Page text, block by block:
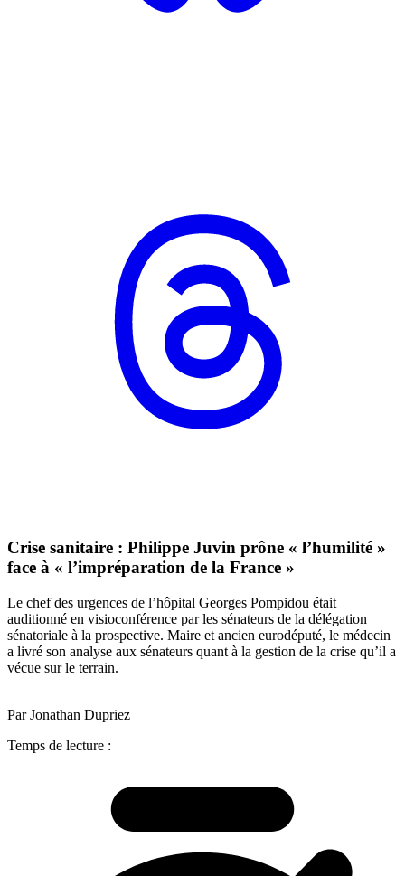
Crise sanitaire : Philippe Juvin prône « l’humilité »
face à « l’impréparation de la France »
Le chef des urgences de l’hôpital Georges Pompidou était
auditionné en visioconférence par les sénateurs de la délégation
sénatoriale à la prospective. Maire et ancien eurodéputé, le médecin
a livré son analyse aux sénateurs quant à la gestion de la crise qu’il a
vécue sur le terrain.
Par Jonathan Dupriez
Temps de lecture :